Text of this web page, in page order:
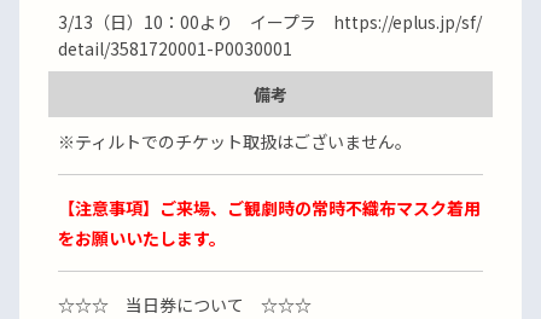
3/13（日）10：00より イープラ https://eplus.jp/sf/
detail/3581720001-P0030001
備考
※ティルトでのチケット取扱はございません。
【注意事項】ご来場、ご観劇時の常時不織布マスク着用
をお願いいたします。
☆☆☆ 当日券について ☆☆☆